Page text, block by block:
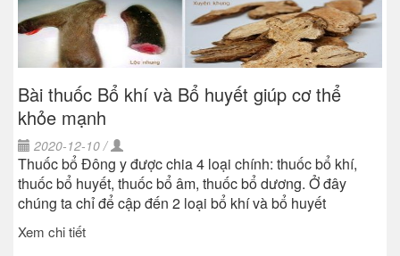
Bài thuốc Bổ khí và Bổ huyết giúp cơ thể
khỏe mạnh
2020-12-10 /
Thuốc bổ Đông y được chia 4 loại chính: thuốc bổ khí,
thuốc bổ huyết, thuốc bổ âm, thuốc bổ dương. Ở đây
chúng ta chỉ để cập đến 2 loại bổ khí và bổ huyết
Xem chi tiết